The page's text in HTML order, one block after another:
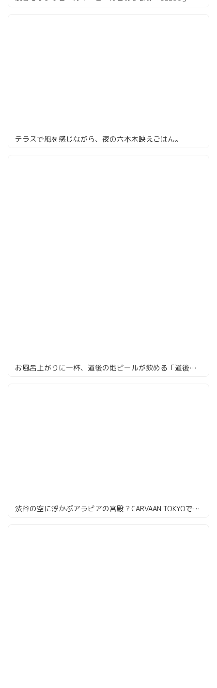
テラスで風を感じながら、夜の六本木映えごはん。
お風呂上がりに一杯、道後の地ビールが飲める「道後麦酒館」
渋谷の空に浮かぶアラビアの宮殿？CARVAAN TOKYOで非日常の食体験を